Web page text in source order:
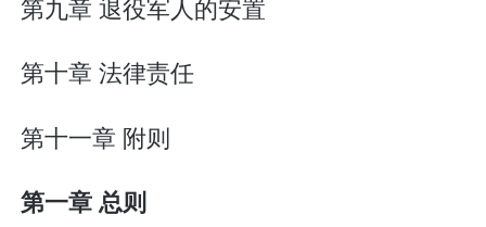
第九章 退役军人的安置
第十章 法律责任
第十一章 附则
第一章 总则